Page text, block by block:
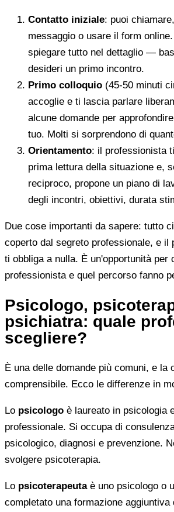
Contatto iniziale: puoi
messaggio o usare il form
spiegare tutto nel dettaglio —
desideri un primo incontro.
Primo colloquio (45-50 minuti
accoglie e ti lascia parlare
alcune domande per
tuo. Molti si sorprendono di
Orientamento: il professionista
prima lettura della situazione e,
reciproco, propone un piano di
degli incontri, obiettivi, durata
Due cose importanti da sapere: tutto
coperto dal segreto professionale, e il
ti obbliga a nulla. È un'opportunità per
professionista e quel percorso fanno
Psicologo,
psichiatra: quale
scegliere?
È una delle domande più comuni, e la
comprensibile. Ecco le differenze in
Lo psicologo è laureato in psicologia
professionale. Si occupa di
psicologico, diagnosi e prevenzione.
svolgere psicoterapia.
Lo psicoterapeutaè uno psicologo o
completato una formazione aggiuntiva